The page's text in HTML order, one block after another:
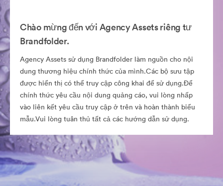
Chào mừng đến với Agency Assets riêng tư
Brandfolder.
Agency Assets sử dụng Brandfolder làm nguồn cho nội
dung thương hiệu chính thức của mình.Các bộ sưu tập
được hiển thị có thể truy cập công khai để sử dụng.Để
chính thức yêu cầu nội dung quảng cáo, vui lòng nhấp
vào liên kết yêu cầu truy cập ở trên và hoàn thành biểu
mẫu.Vui lòng tuân thủ tất cả các hướng dẫn sử dụng.